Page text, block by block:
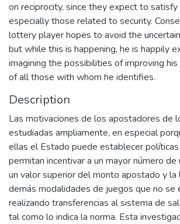
on reciprocity, since they expect to
especially those related to security.
lottery player hopes to avoid the
but while this is happening, he is happily
imagining the possibilities of improving
of all those with whom he identifies.
Description
Las motivaciones de los apostadores de
estudiadas ampliamente, en especial
ellas el Estado puede establecer
permitan incentivar a un mayor número de
un valor superior del monto apostado y la
demás modalidades de juegos que no se
realizando transferencias al sistema de
tal como lo indica la norma. Esta